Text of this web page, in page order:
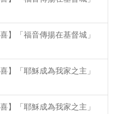
】「福音傳揚在基督城」
】「耶穌成為我家之主」
】「耶穌成為我家之主」